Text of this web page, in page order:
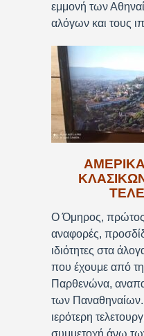
εμμονή των
αλόγων και τους
Ο Όμηρος, πρώτος,
αναφορές,
ιδιότητες στα
που έχουμε από
Παρθενώνα,
των
ιερότερη
συμμετοχή άνω